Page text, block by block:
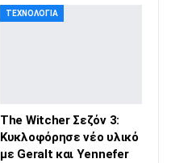
ΤΕΧΝΟΛΟΓΊΑ
The Witcher Σεζόν 3:
Κυκλοφόρησε νέο υλικό
με Geralt και Yennefer